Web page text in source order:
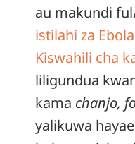
au makundi
istilahi za
Kiswahili cha
liligundua
kama chanjo,
yalikuwa